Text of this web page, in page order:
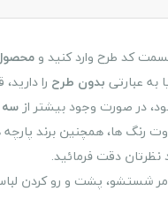
کد طرح وارد کنید و
به عبارتی بدون طرح را
در صورت وجود بیشتر از سه
رنگ ها، همچنین برند
نظرتان دقت فرمائید.
پشت و رو کردن لباس قبل